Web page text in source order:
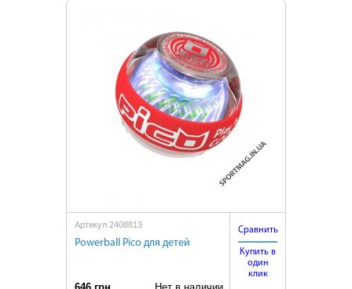
Артикул 2408813
Powerball Pico для детей
Сравнить
Купить в
один
клик